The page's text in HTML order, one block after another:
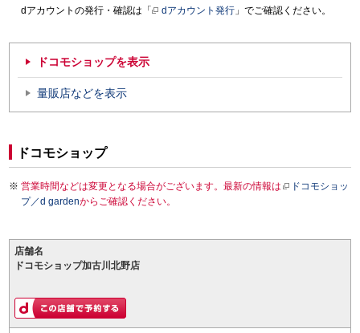
dアカウントの発行・確認は「
dアカウント発行 」でご確認ください。
ドコモショップを表示
量販店などを表示
ドコモショップ
営業時間などは変更となる場合がございます。最新の情報は
ドコモショッ
プ／d gardenからご確認ください。
店舗名
ドコモショップ加古川北野店